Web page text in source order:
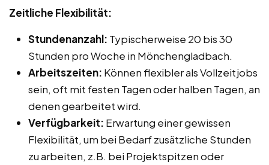
Zeitliche Flexibilität:
Stundenanzahl: Typischerweise 20 bis 30
Stunden pro Woche in Mönchengladbach.
Arbeitszeiten: Können flexibler als Vollzeitjobs
sein, oft mit festen Tagen oder halben Tagen, an
denen gearbeitet wird.
Verfügbarkeit: Erwartung einer gewissen
Flexibilität, um bei Bedarf zusätzliche Stunden
zu arbeiten, z.B. bei Projektspitzen oder